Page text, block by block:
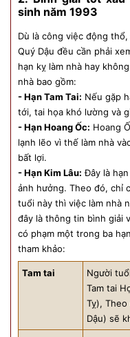
sinh năm 1993
Dù là công việc động
Quý Dậu đều cần phải
hạn kỵ làm nhà hay
nhà bao gồm:
- Hạn Tam Tai: Nếu gặp
tới, tai họa khó lường và
- Hạn Hoang Ốc: Hoang
lạnh lẽo vì thế làm nhà
bất lợi.
- Hạn Kim Lâu: Đây là
ảnh hưởng. Theo đó, chỉ
tuổi này thì việc làm nhà
đây là thông tin bình giải
có phạm một trong ba
tham khảo:
Tam tai
Người
Tam tai
Tỵ),
Dậu) sẽ